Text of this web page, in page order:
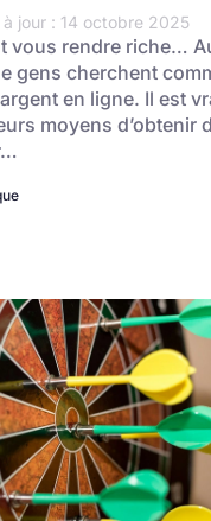
à jour : 14 octobre 2025
vous rendre riche…
gens cherchent
en ligne. Il est
moyens d’obtenir